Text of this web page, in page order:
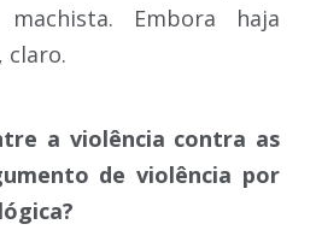
Embora haja
claro.
a violência contra as
de violência por